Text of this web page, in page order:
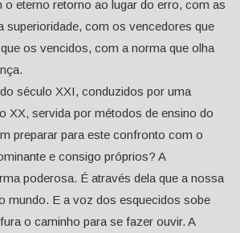
eterno retorno ao lugar do erro, com as
superioridade, com os vencedores que
os vencidos, com a norma que olha
século XXI, conduzidos por uma
XX, servida por métodos de ensino do
preparar para este confronto com o
e consigo próprios? A
poderosa. É através dela que a nossa
mundo. E a voz dos esquecidos sobe
o caminho para se fazer ouvir. A